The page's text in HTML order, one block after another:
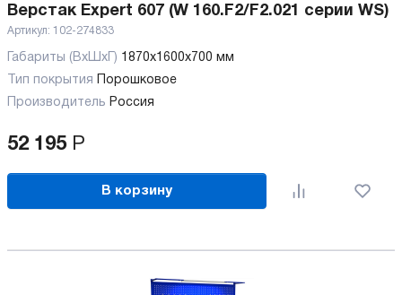
Верстак Expert 607 (W 160.F2/F2.021 серии WS)
Артикул: 102-274833
Габариты (ВхШхГ) 1870x1600x700 мм
Тип покрытия
Порошковое
Производитель Россия
52 195 Р
В корзину